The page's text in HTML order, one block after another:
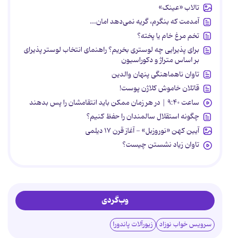
تالاب «عینک»
آمدمت که بنگرم، گریه نمی‌دهد امان...
تخم مرغ خام یا پخته؟
برای پذیرایی چه لوستری بخریم؟ راهنمای انتخاب لوستر پذیرای
بر اساس متراژ و دکوراسیون
تاوان ناهماهنگی پنهان والدین
قاتلان خاموش کلاژن پوست!
ساعت ۹:۴۰ | در هر زمان ممکن باید انتقامشان را پس بدهند
چگونه استقلال سالمندان را حفظ کنیم؟
آیین کهن «نوروزبل» - آغاز قرن ۱۷ دیلمی
تاوان زیاد نشستن چیست؟
وب‌گردی
سرویس خواب نوزاد زیورآلات پاندورا